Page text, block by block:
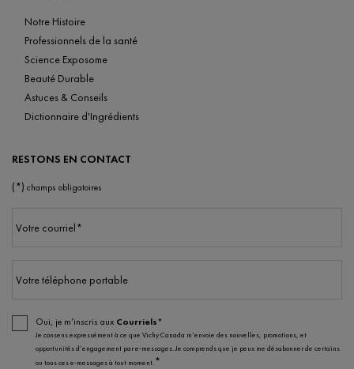
Notre Histoire
Professionnels de la santé
Science Exposome
Beauté Durable
Astuces & Conseils
Dictionnaire d'Ingrédients
RESTONS EN CONTACT
(*) champs obligatoires
Votre courriel*
Votre téléphone portable
Oui, je m’inscris aux Courriels*
Je consens expressément à ce que Vichy Canada m’envoie des nouvelles, promotions, et
opportunités d’engagement par e-messages. Je comprends que je peux me désabonner de certains
ou tous ces e-messages à tout moment.*